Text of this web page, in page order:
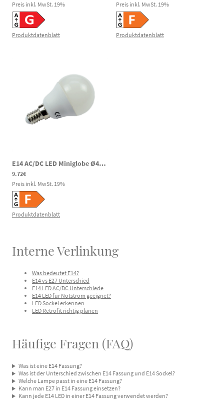
Preis inkl. MwSt. 19%
Produktdatenblatt
Preis inkl. MwSt. 19%
Produktdatenblatt
E14 AC/DC LED Miniglobe Ø45mm 3,7W 370lm 2700K 60-269V DC 85-265V AC 24h Notbeleuchtung
9.72€
Preis inkl. MwSt. 19%
Produktdatenblatt
Interne Verlinkung
Was bedeutet E14?
E14 vs E27 Unterschied
E14 LED AC/DC Unterschiede
E14 LED für Notstrom geeignet?
LED Sockel erkennen
LED Retrofit richtig planen
Häufige Fragen (FAQ)
Was ist eine E14 Fassung?
Was ist der Unterschied zwischen E14 Fassung und E14 Sockel?
Welche Lampe passt in eine E14 Fassung?
Kann man E27 in E14 Fassung einsetzen?
Kann jede E14 LED in einer E14 Fassung verwendet werden?